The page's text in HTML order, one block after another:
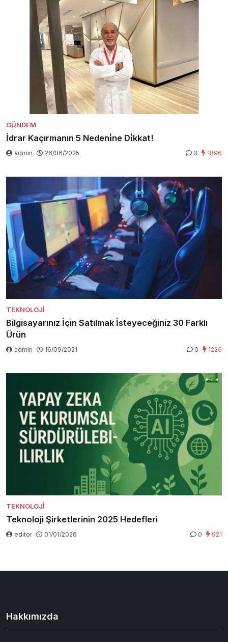
GÜNDEM
İdrar Kaçırmanın 5 Nedeni̇ne Di̇kkat!
admin 26/06/2025 0 1896
TEKNOLOJI
Bilgisayarınız İçin Satılmak İsteyeceğiniz 30 Farklı
Ürün
admin 16/09/2021 0 1226
TEKNOLOJI
Teknoloji Şirketlerinin 2025 Hedefleri
editor 01/01/2026 0 921
Hakkımızda